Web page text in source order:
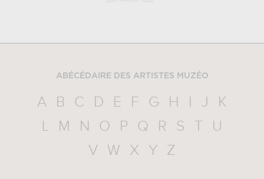
ABÉCÉDAIRE DES ARTISTES MUZÉO
A B C D E F G H I J
K
L
M N O P Q R S T
U
V
W X Y Z